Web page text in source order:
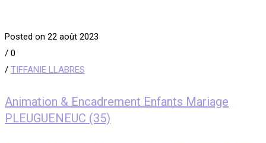
Posted on 22 août 2023
/ 0
/ TIFFANIE LLABRES
Animation & Encadrement Enfants Mariage
PLEUGUENEUC (35)